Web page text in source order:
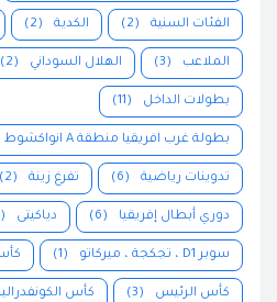
الفئات السنية (2) الكدية (2)
الملاعب (3) الهلال السوداني (2)
بطولات الداخل (11)
بطولة غرب افريقيا منطقة A انواكشوط 2022
تدوينات رياضية (6) تفرغ زينة (2)
دوري أبطال إفريقيا (6) دياكيتى (1)
سوبر D1 ، تجكجة ، ميركاتو (1)
كأس الرئيس (3) كأس